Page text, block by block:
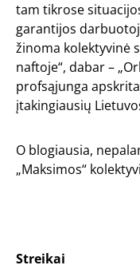
tam tikrose
garantijos
žinoma kolektyvinė
naftoje“, dabar –
profsąjunga
įtakingiausių
O blogiausia,
„Maksimos“
Streikai